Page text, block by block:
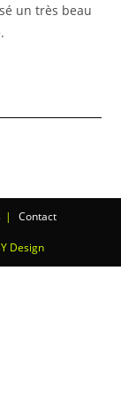
un très beau
Contact
Design